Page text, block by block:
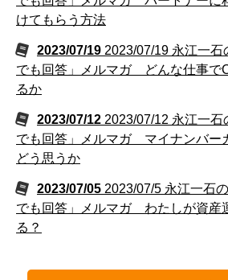
けてもらう方法
2023/07/19 2023/07/19 永江一
でも回答」メルマガ どんな仕事で
るか
2023/07/12 2023/07/12 永江一
でも回答」メルマガ マイナンバー
どう思うか
2023/07/05 2023/07/5 永江一石
でも回答」メルマガ わたしが資産
る？